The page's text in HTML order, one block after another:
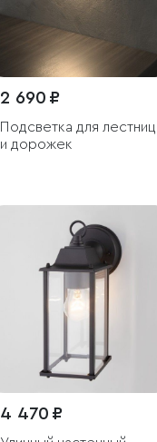
2 690 ₽
Подсветка для лестниц
и дорожек
4 470 ₽